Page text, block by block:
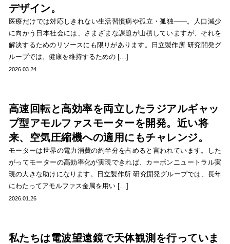
デザイン。
医療だけでは対応しきれない生活習慣病や孤立・孤独――。人口減少
に向かう日本社会には、さまざまな課題が山積していますが、それを
解決するためのリソースにも限りがあります。日立製作所 研究開発グ
ループでは、健康を維持するための […]
2026.03.24
高速回転と高効率を両立したラジアルギャッ
プ型アモルファスモーターを開発。近い将
来、空気圧縮機への適用にもチャレンジ。
モーターは世界の電力消費の約半分を占めると言われています。した
がってモーターの高効率化が実現できれば、カーボンニュートラル実
現の大きな助けになります。日立製作所 研究開発グループでは、長年
にわたってアモルファス金属を用い […]
2026.01.26
私たちは電波望遠鏡で天体観測を行っていま